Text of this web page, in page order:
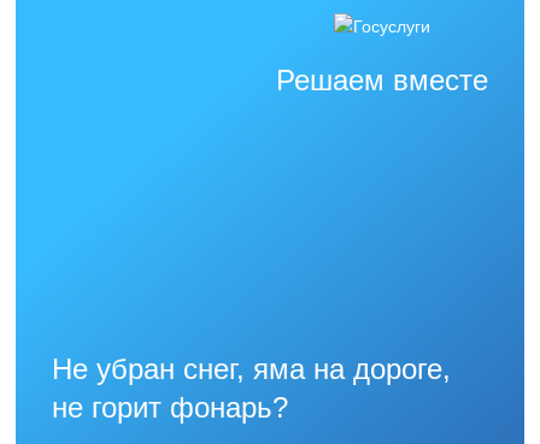
Решаем вместе
Не убран снег, яма на дороге,
не горит фонарь?